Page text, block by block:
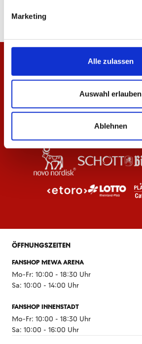
Marketing
Alle zulassen
Auswahl erlauben
Ablehnen
ÖFFNUNGSZEITEN
FANSHOP MEWA ARENA
Mo-Fr: 10:00 - 18:30 Uhr
Sa: 10:00 - 14:00 Uhr
FANSHOP INNENSTADT
Mo-Fr: 10:00 - 18:30 Uhr
Sa: 10:00 - 16:00 Uhr